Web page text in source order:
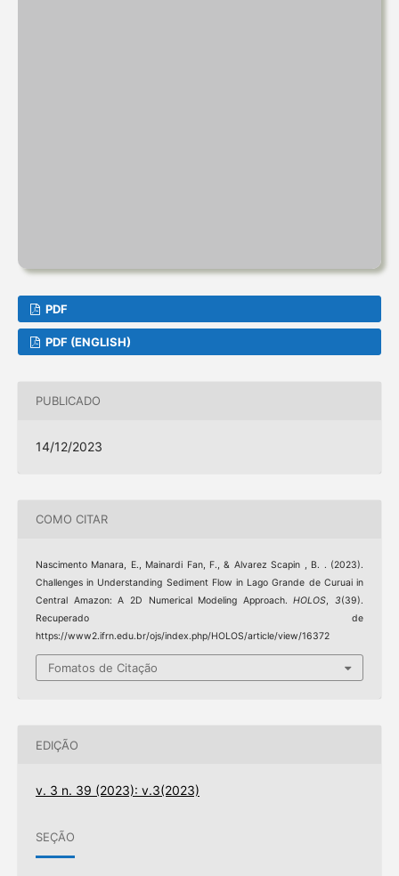
PDF
PDF (ENGLISH)
PUBLICADO
14/12/2023
COMO CITAR
Nascimento Manara, E., Mainardi Fan, F., & Alvarez Scapin , B. . (2023).
Challenges in Understanding Sediment Flow in Lago Grande de Curuai in
Central Amazon: A 2D Numerical Modeling Approach.HOLOS,3(39).
Recuperado de
https://www2.ifrn.edu.br/ojs/index.php/HOLOS/article/view/16372
Fomatos de Citação
EDIÇÃO
v. 3 n. 39 (2023): v.3(2023)
SEÇÃO